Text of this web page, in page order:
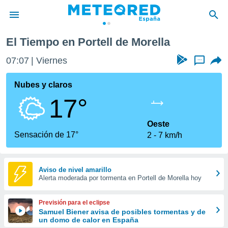
de
por
que se
calidad.
a este
las
y
forma
digital
basada
El Tiempo en Portell de Morella
07:07 Viernes ...
Nubes y claros
17°
Sensación de 17°
Oeste
2
7 km/h
Aviso de nivel amarillo
Alerta moderada por tormenta en Portell de Morella hoy
Previsión para el eclipse
Samuel Biener avisa de posibles tormentas y de
un domo de calor en España